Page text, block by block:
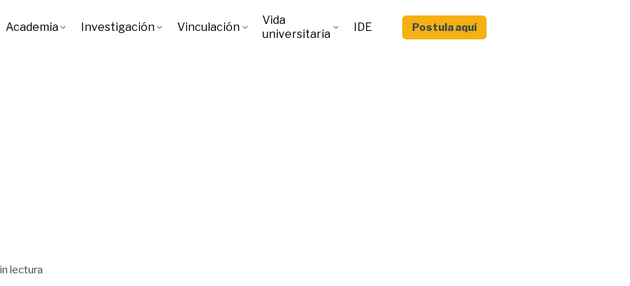
Academia Investigación Vinculación
Vida
universitaria
IDE Postula aquí
lectura